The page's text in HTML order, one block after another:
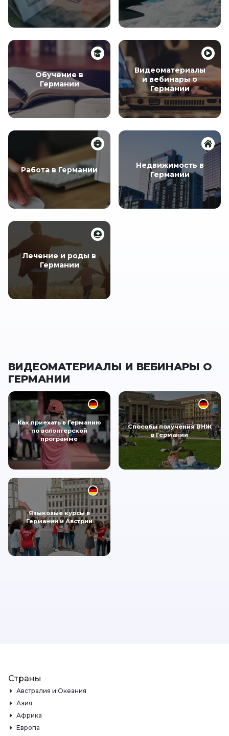
Обучение в
Германии
Видеоматериалы
и вебинары о
Германии
Работа в Германии
Недвижимость в
Германии
Лечение и роды в
Германии
ВИДЕОМАТЕРИАЛЫ И ВЕБИНАРЫ О
ГЕРМАНИИ
Как приехать в Германию
по волонтерской
программе
Способы получения ВНЖ
в Германии
Языковые курсы в
Германии и Австрии
Страны
Австралия и Океания
Азия
Африка
Европа